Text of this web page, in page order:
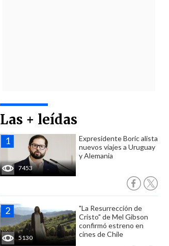
Las + leídas
7453
Expresidente Boric alista
nuevos viajes a Uruguay
y Alemania
5130
"La Resurrección de
Cristo" de Mel Gibson
confirmó estreno en
cines de Chile